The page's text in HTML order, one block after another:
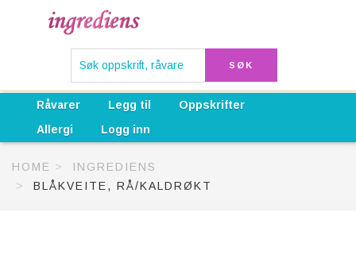
Råvarer Legg til
Oppskrifter
Allergi
Logg inn
HOME
INGREDIENS
BLÅKVEITE, RÅ/KALDRØKT